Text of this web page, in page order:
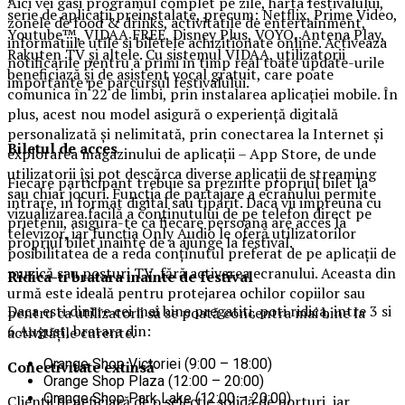
serie de aplicații preinstalate, precum: Netflix, Prime Video,
Youtube™, VIDAA FREE, Disney Plus, VOYO, Antena Play,
Rakuten TV și altele. Cu sistemul VIDAA, utilizatorii
beneficiază și de asistent vocal gratuit, care poate
comunica în 22 de limbi, prin instalarea aplicației mobile. În
plus, acest nou model asigură o experiență digitală
personalizată și nelimitată, prin conectarea la Internet și
explorarea magazinului de aplicații – App Store, de unde
utilizatorii își pot descărca diverse aplicații de streaming
sau chiar jocuri. Funcția de partajare a ecranului permite
vizualizarea facilă a conținutului de pe telefon direct pe
televizor, iar funcția Only Audio le oferă utilizatorilor
posibilitatea de a reda conținutul preferat de pe aplicații de
muzică sau posturi TV, fără activarea ecranului. Aceasta din
urmă este ideală pentru protejarea ochilor copiilor sau
pentru ca utilizatorii să se poată concentra mai bine la
activitățile curente.
Conectivitate extinsă
zonele de food & drinks, activitatile de entertainment,
informatiile utile si biletele achizitionate online. Activeaza
notificarile pentru a primi in timp real toate update-urile
importante pe parcursul festivalului.
Biletul de acces
Fiecare participant trebuie sa prezinte propriul bilet la
intrare, in format digital sau tiparit. Daca vii impreuna cu
prietenii, asigura-te ca fiecare persoana are acces la
propriul bilet inainte de a ajunge la festival.
Ridica-ti bratarainainte de festival
Daca esti dintre cei mai bine pregatiti, poti ridica, intre 3 si
6 August, bratara din:
Orange Shop Victoriei (9:00 – 18:00)
Orange Shop Plaza (12:00 – 20:00)
Orange Shop Park Lake (12:00 – 20:00)